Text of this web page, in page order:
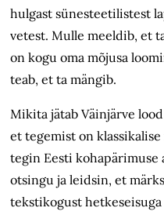
hulgast sünesteetilistest
vetest. Mulle meeldib, et
on kogu oma mõjusa
teab, et ta mängib.
Mikita jätab Väinjärve
et tegemist on
tegin Eesti kohapärimuse
otsingu ja leidsin, et
tekstikogust